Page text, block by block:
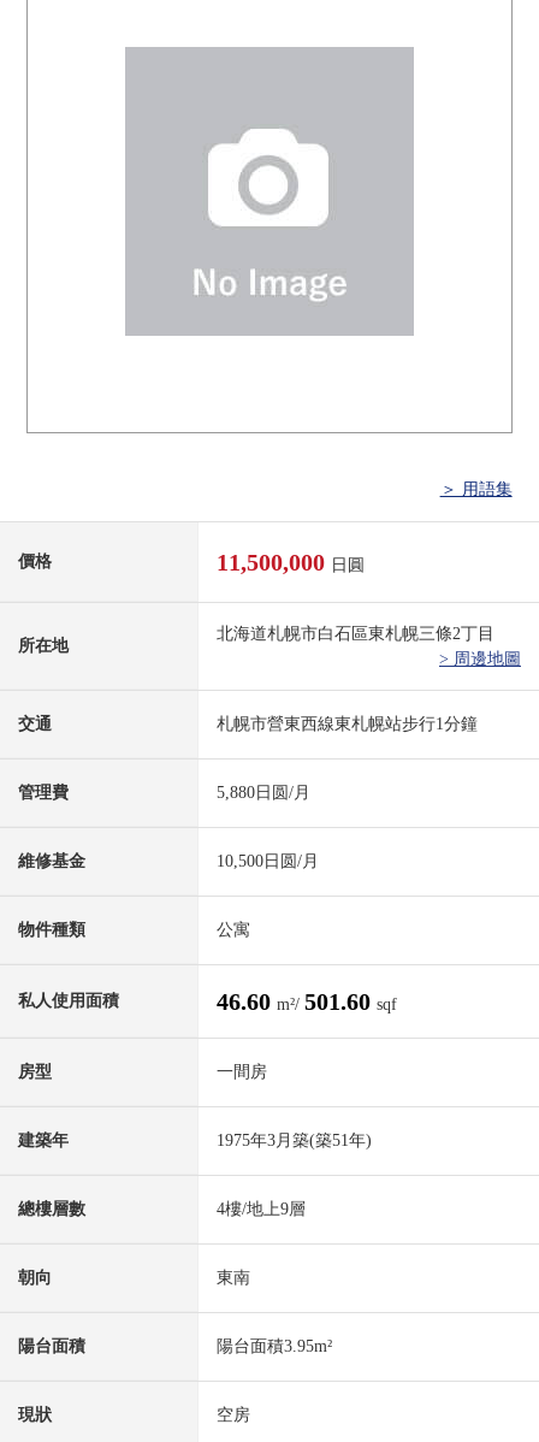
＞ 用語集
價格 11,500,000 日圓
所在地
北海道札幌市白石區東札幌三條2丁目
> 周邊地圖
交通 札幌市營東西線東札幌站步行1分鐘
管理費 5,880日圆/月
維修基金 10,500日圆/月
物件種類 公寓
私人使用面積 46.60 m²/ 501.60 sqf
房型 一間房
建築年 1975年3月築(築51年)
總樓層數 4樓/地上9層
朝向 東南
陽台面積 陽台面積3.95m²
現狀 空房